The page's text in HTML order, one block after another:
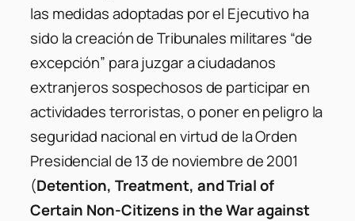
las medidas adoptadas por el Ejecutivo ha
sido la creación de Tribunales militares “de
excepción” para juzgar a ciudadanos
extranjeros sospechosos de participar en
actividades terroristas, o poner en peligro la
seguridad nacional en virtud de la Orden
Presidencial de 13 de noviembre de 2001
(Detention, Treatment, and Trial of
Certain Non-Citizens in the War against